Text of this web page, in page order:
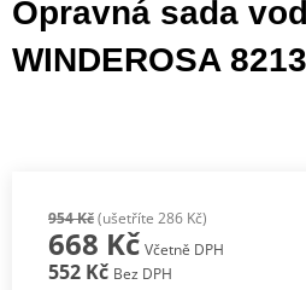
Opravná sada
WINDEROSA
954 Kč(ušetříte 286 Kč)
668 Kč Včetně DPH
552 Kč Bez DPH